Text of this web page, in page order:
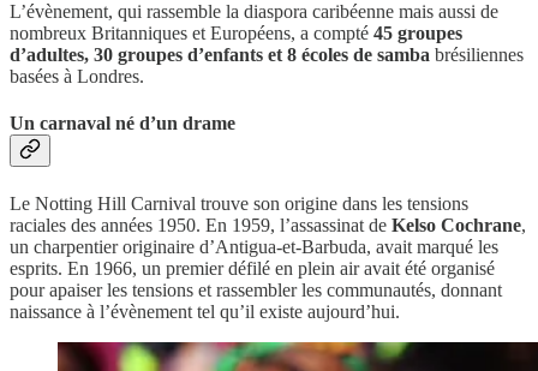
L’évènement, qui rassemble la diaspora caribéenne mais aussi de
nombreux Britanniques et Européens, a compté 45 groupes
d’adultes, 30 groupes d’enfants et 8 écoles de samba brésiliennes
basées à Londres.
Un carnaval né d’un drame
Le Notting Hill Carnival trouve son origine dans les tensions
raciales des années 1950. En 1959, l’assassinat de Kelso Cochrane,
un charpentier originaire d’Antigua-et-Barbuda, avait marqué les
esprits. En 1966, un premier défilé en plein air avait été organisé
pour apaiser les tensions et rassembler les communautés, donnant
naissance à l’évènement tel qu’il existe aujourd’hui.